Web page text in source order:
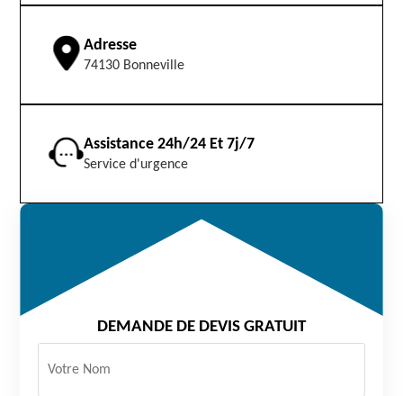
Adresse
74130 Bonneville
Assistance 24h/24 Et 7j/7
Service d'urgence
DEMANDE DE DEVIS GRATUIT